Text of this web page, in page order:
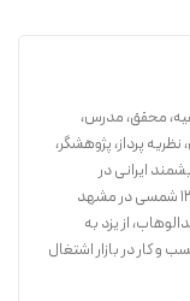
محقق، مدرس،
پرداز، پژوهشگر،
ایرانی در
چهاردهم فروردین ماه سال ۱۳۱۴ شمسی در مشهد
از یزد به
و کار در بازار اشتغال